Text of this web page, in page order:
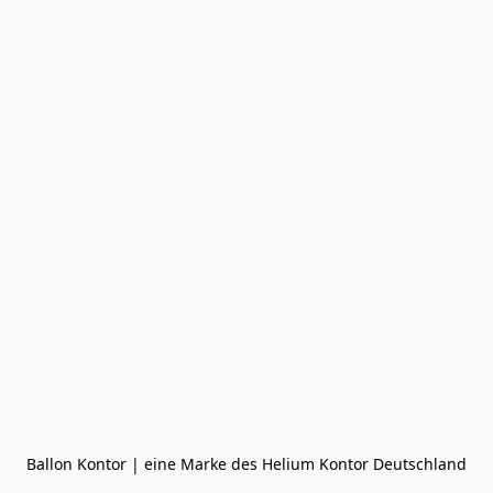
Ballon Kontor | eine Marke des Helium Kontor Deutschland